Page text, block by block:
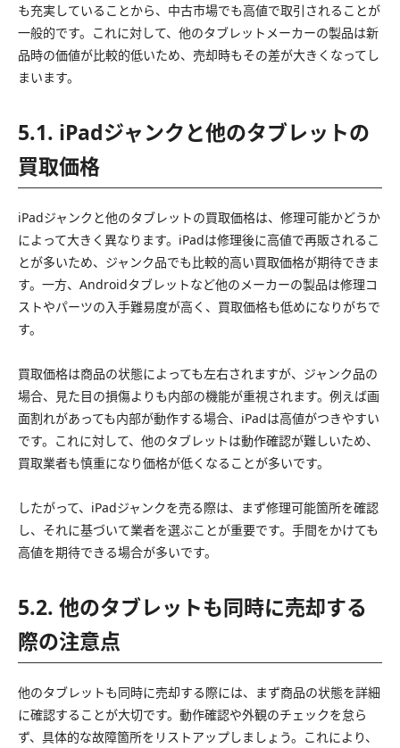
も充実していることから、中古市場でも高値で取引されることが
一般的です。これに対して、他のタブレットメーカーの製品は新
品時の価値が比較的低いため、売却時もその差が大きくなってし
まいます。
5.1. iPadジャンクと他のタブレットの
買取価格
iPadジャンクと他のタブレットの買取価格は、修理可能かどうか
によって大きく異なります。iPadは修理後に高値で再販されるこ
とが多いため、ジャンク品でも比較的高い買取価格が期待できま
す。一方、Androidタブレットなど他のメーカーの製品は修理コ
ストやパーツの入手難易度が高く、買取価格も低めになりがちで
す。
買取価格は商品の状態によっても左右されますが、ジャンク品の
場合、見た目の損傷よりも内部の機能が重視されます。例えば画
面割れがあっても内部が動作する場合、iPadは高値がつきやすい
です。これに対して、他のタブレットは動作確認が難しいため、
買取業者も慎重になり価格が低くなることが多いです。
したがって、iPadジャンクを売る際は、まず修理可能箇所を確認
し、それに基づいて業者を選ぶことが重要です。手間をかけても
高値を期待できる場合が多いです。
5.2. 他のタブレットも同時に売却する
際の注意点
他のタブレットも同時に売却する際には、まず商品の状態を詳細
に確認することが大切です。動作確認や外観のチェックを怠ら
ず、具体的な故障箇所をリストアップしましょう。これにより、